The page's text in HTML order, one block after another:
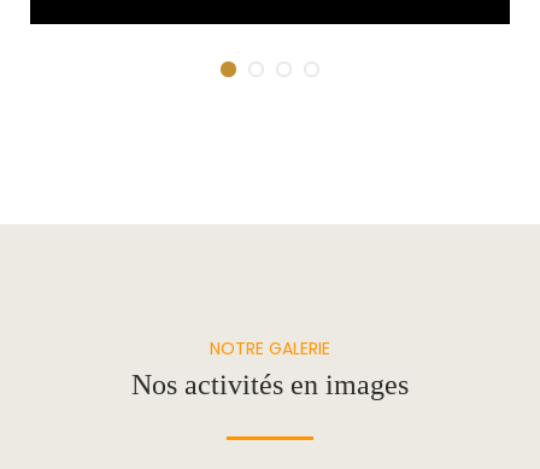
NOTRE GALERIE
Nos activités en images